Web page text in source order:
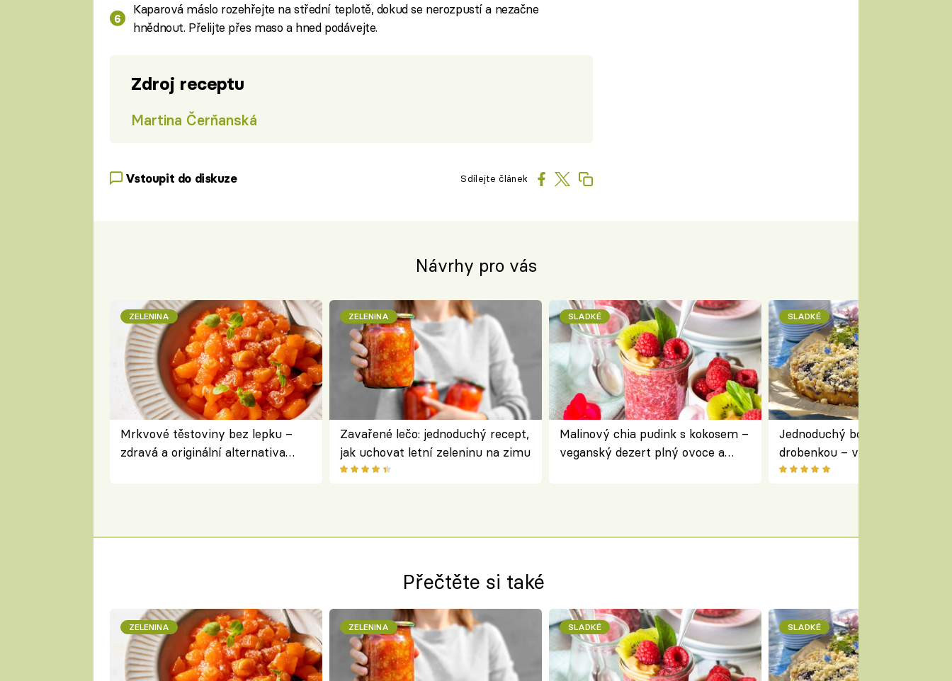
Kaparová máslo rozehřejte na střední teplotě, dokud se nerozpustí a nezačne
hnědnout. Přelijte přes maso a hned podávejte.
Zdroj receptu
Martina Čerňanská
Vstoupit do diskuze Sdílejte článek
Návrhy pro vás
ZELENINA
Mrkvové těstoviny bez lepku –
zdravá a originální alternativa
ZELENINA
Zavařené lečo: jednoduchý recept,
jak uchovat letní zeleninu na zimu
SLADKÉ
Malinový chia pudink s kokosem –
veganský dezert plný ovoce a
SLADKÉ
Jednoduchý borůvkový koláč s
drobenkou – vláčný moučník
ovoce
Přečtěte si také
ZELENINA ZELENINA SLADKÉ SLADKÉ